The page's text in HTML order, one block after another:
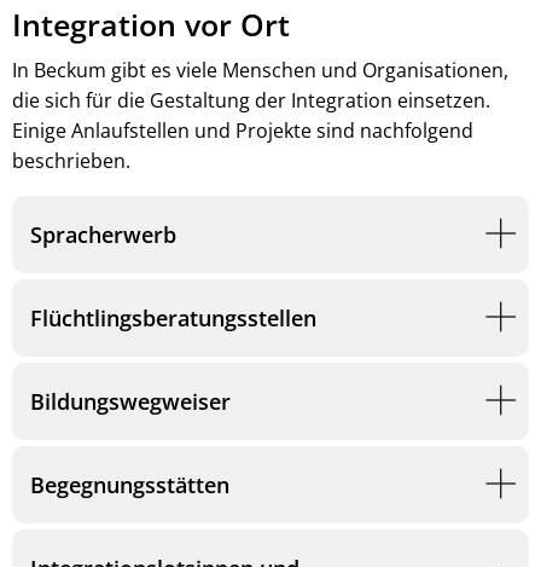
Integration vor Ort
In Beckum gibt es viele Menschen und Organisationen,
die sich für die Gestaltung der Integration einsetzen.
Einige Anlaufstellen und Projekte sind nachfolgend
beschrieben.
Spracherwerb
Flüchtlingsberatungsstellen
Bildungswegweiser
Begegnungsstätten